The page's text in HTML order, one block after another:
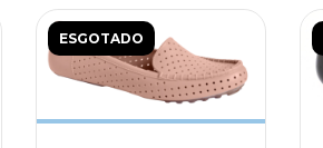
ESGOTADO